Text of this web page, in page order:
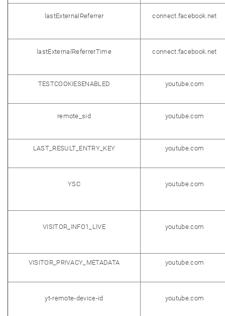
lastExternalReferrer connect.facebook.net
lastExternalReferrerTime connect.facebook.net
TESTCOOKIESENABLED youtube.com
remote_sid youtube.com
LAST_RESULT_ENTRY_KEY youtube.com
YSC youtube.com
VISITOR_INFO1_LIVE youtube.com
VISITOR_PRIVACY_METADATA youtube.com
yt-remote-device-id youtube.com